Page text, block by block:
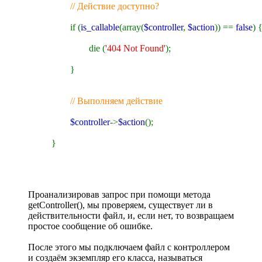
// Действие доступно?
if (is_callable(array($controller, $action)) == false) {
die ('404 Not Found');
}
// Выполняем действие
$controller->$action();
}
Проанализировав запрос при помощи метода
getController(), мы проверяем, существует ли в
действительности файл, и, если нет, то возвращаем
простое сообщение об ошибке.
После этого мы подключаем файл с контроллером
и создаём экземпляр его класса, называться